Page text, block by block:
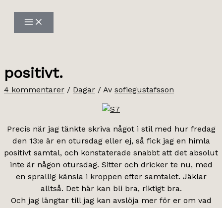
innehåll
positivt.
4 kommentarer / Dagar / Av sofiegustafsson
Precis när jag tänkte skriva något i stil med hur fredag
den 13:e är en otursdag eller ej, så fick jag en himla
positivt samtal, och konstaterade snabbt att det absolut
inte är någon otursdag. Sitter och dricker te nu, med
en sprallig känsla i kroppen efter samtalet. Jäklar
alltså. Det här kan bli bra, riktigt bra.
Och jag längtar till jag kan avslöja mer för er om vad